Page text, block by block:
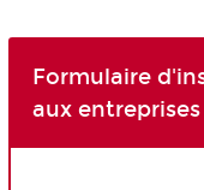
Formulaire
aux entreprises